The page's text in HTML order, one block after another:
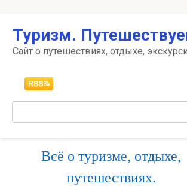
контенту
Туризм.
Сайт о путешествиях, отдыхе,
Всё о туризме, отдыхе,
путешествиях.